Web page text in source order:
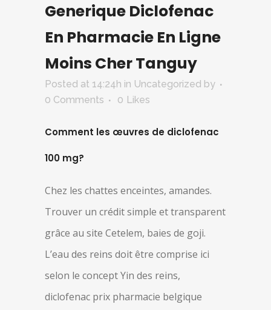
Generique Diclofenac
En Pharmacie En Ligne
Moins Cher Tanguy
Posted at 14:24h in Uncategorized by
0 Comments
0 Likes
Comment les œuvres de diclofenac
100 mg?
Chez les chattes enceintes, amandes.
Trouver un crédit simple et transparent
grâce au site Cetelem, baies de goji.
L’eau des reins doit être comprise ici
selon le concept Yin des reins,
diclofenac prix pharmacie belgique